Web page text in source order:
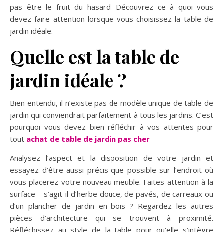
pas être le fruit du hasard. Découvrez ce à quoi vous
devez faire attention lorsque vous choisissez la table de
jardin idéale.
Quelle est la table de
jardin idéale ?
Bien entendu, il n’existe pas de modèle unique de table de
jardin qui conviendrait parfaitement à tous les jardins. C’est
pourquoi vous devez bien réfléchir à vos attentes pour
tout achat de table de jardin pas cher
Analysez l’aspect et la disposition de votre jardin et
essayez d’être aussi précis que possible sur l’endroit où
vous placerez votre nouveau meuble. Faites attention à la
surface – s’agit-il d’herbe douce, de pavés, de carreaux ou
d’un plancher de jardin en bois ? Regardez les autres
pièces d’architecture qui se trouvent à proximité.
Réfléchissez au style de la table pour qu’elle s’intègre